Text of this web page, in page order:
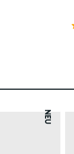
NEU